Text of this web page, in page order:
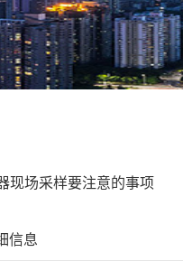
现场采样要注意的事项
信息